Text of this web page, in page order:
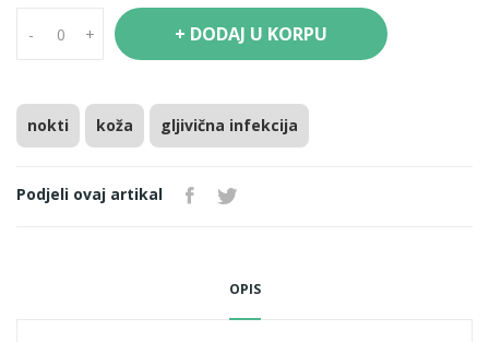
Poboljšava fiziološku otpornost organizma. Veoma je korisno
za disajne puteve. Pomaže kod upala i iritacija. Pirodni je
viruse, bakterije i gljivice na koži. Sprječava širenje vaški među
djecom tako što se razrijeđeno ulje poprska po kosi svakog
Može se koristiti i u aromaterapiji, za bolju otpornost organa
- + + DODAJ U KORPU
nokti koža gljivična infekcija
Podjeli ovaj artikal
OPIS